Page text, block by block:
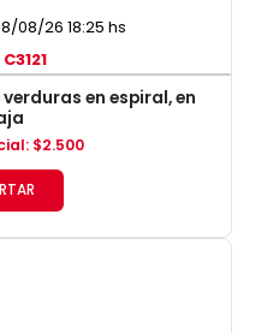
08/26 18:25 hs
en espiral, en
: $2.500